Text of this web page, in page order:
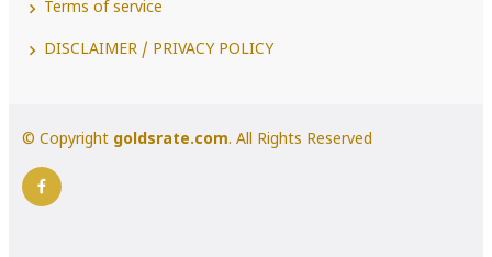
Terms of service
DISCLAIMER / PRIVACY POLICY
© Copyright goldsrate.com. All Rights Reserved